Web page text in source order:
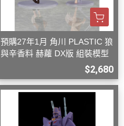
預購27年1月 角川 PLASTIC 狼
與辛香料 赫蘿 DX版 組裝模型
$2,680